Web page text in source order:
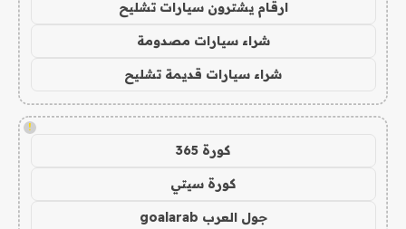
ارقام يشترون سيارات تشليح
شراء سيارات مصدومة
شراء سيارات قديمة تشليح
!
كورة 365
كورة سيتي
جول العرب goalarab